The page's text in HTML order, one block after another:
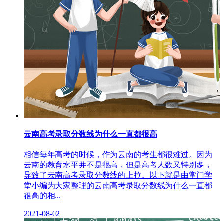
云南高考录取分数线为什么一直都很高
相信每年高考的时候，作为云南的考生都很难过。因为
云南的教育水平并不是很高，但是高考人数又特别多，
导致了云南高考录取分数线的上拉。以下就是由掌门学
堂小编为大家整理的云南高考录取分数线为什么一直都
很高的相...
2021-08-02